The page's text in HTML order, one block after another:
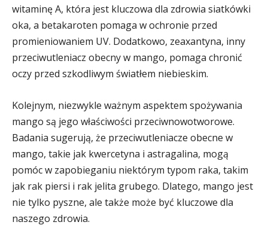
witaminę A, która jest kluczowa dla zdrowia siatkówki
oka, a betakaroten pomaga w ochronie przed
promieniowaniem UV. Dodatkowo, zeaxantyna, inny
przeciwutleniacz obecny w mango, pomaga chronić
oczy przed szkodliwym światłem niebieskim.
Kolejnym, niezwykle ważnym aspektem spożywania
mango są jego właściwości przeciwnowotworowe.
Badania sugerują, że przeciwutleniacze obecne w
mango, takie jak kwercetyna i astragalina, mogą
pomóc w zapobieganiu niektórym typom raka, takim
jak rak piersi i rak jelita grubego. Dlatego, mango jest
nie tylko pyszne, ale także może być kluczowe dla
naszego zdrowia.